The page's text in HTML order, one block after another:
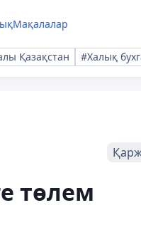
Мақалалар
Қазақстан #Халық
төлем